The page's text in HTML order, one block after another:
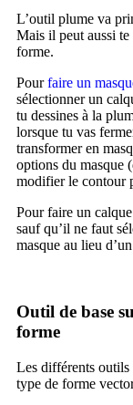
L’outil plume va
Mais il peut aussi te
forme.
Pourfaire un
sélectionner un
tu dessines à la
lorsque tu vas
transformer en
options du masque
modifier le contour
Pour faire un
sauf qu’il ne faut
masque au lieu
Outil de base
forme
Les différents
type de forme